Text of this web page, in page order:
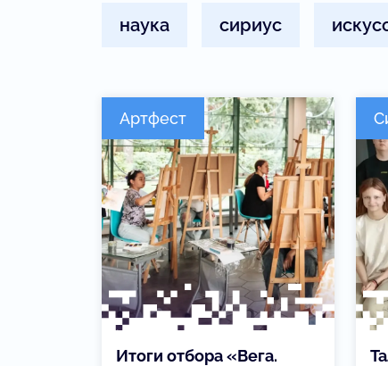
наука сириус
Артфест
Итоги отбора «Вега.